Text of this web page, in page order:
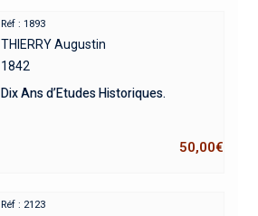
Réf : 1893
THIERRY Augustin
1842
Dix Ans d’Etudes Historiques.
50,00€
Réf : 2123